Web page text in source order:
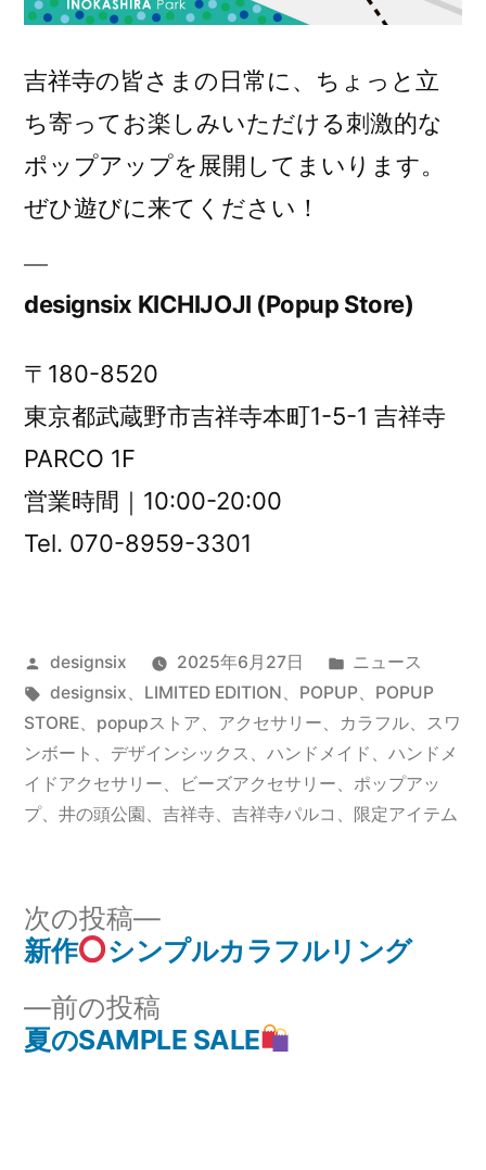
吉祥寺の皆さまの日常に、ちょっと立
ち寄ってお楽しみいただける刺激的な
ポップアップを展開してまいります。
ぜひ遊びに来てください！
designsix KICHIJOJI (Popup Store)
〒180-8520
東京都武蔵野市吉祥寺本町1-5-1 吉祥寺
PARCO 1F
営業時間｜10:00-20:00
Tel. 070-8959-3301
投
稿
者:
designsix 2025年6月27日
カ
テ
ゴ
リ
ー:
ニュース
タ
グ:
designsix LIMITED EDITION POPUP、 POPUP
STORE
popupストア アクセサリー カラフル
スワ
ンボート
デザインシックス ハンドメイド
ハンドメ
イドアクセサリー
ビーズアクセサリー
ポップアッ
プ、 井の頭公園 吉祥寺 吉祥寺パルコ 限定アイテム
投
稿
ナ
前の投稿
の
夏のSAMPLE SALE
次の投稿
次
の
新作 シンプルカラフルリング